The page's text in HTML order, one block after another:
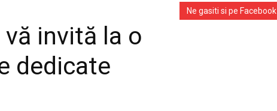
invită la o
dedicate
Ne gasiti si pe Facebook